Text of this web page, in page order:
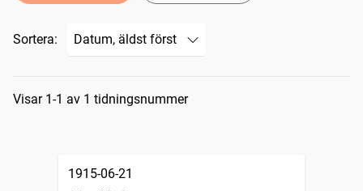
Sortera:
Sökresultat
Visar 1-1 av 1 tidningsnummer
1915-06-21